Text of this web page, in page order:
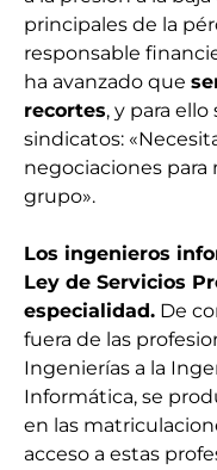
principales de la
responsable
ha avanzado que
recortes, y para
sindicatos:
negociaciones
grupo».
Los ingenieros
Ley de Servicios
especialidad. De
fuera de las
Ingenierías a la
Informática, se
en las
acceso a estas